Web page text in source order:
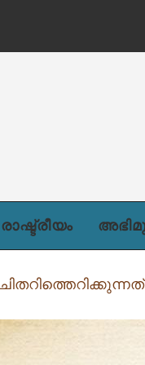
രാഷ്ട്രീയം